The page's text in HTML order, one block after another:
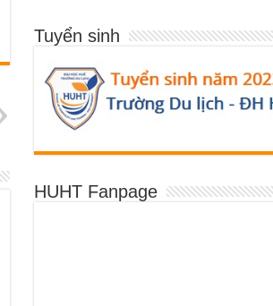
Tuyển sinh
HUHT Fanpage